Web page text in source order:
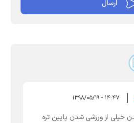
۱۴:۴۷ - ۱۳۹۸/۰۵/۱۹
خیلی از ورزشی شدن پایین تره